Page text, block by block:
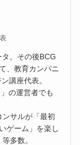
。その後BCG
、教育カンパニ
講座代表。
の運営者でも
サルが「最初
ゲーム」を楽し
多数。